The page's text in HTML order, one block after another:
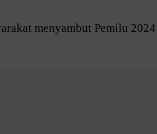
menyambut Pemilu